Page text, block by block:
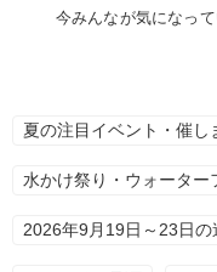
今みんなが気になっ
夏の注目イベント・催し
水かけ祭り・ウォーター
2026年9月19日～23日の